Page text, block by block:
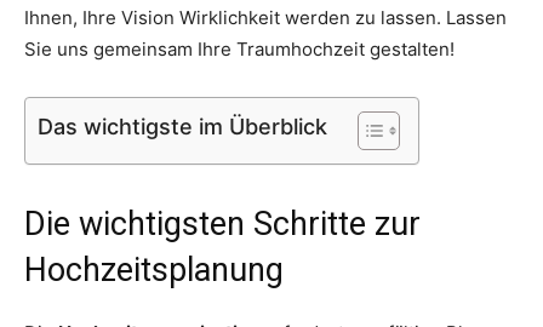
Ihnen, Ihre Vision Wirklichkeit werden zu lassen. Lassen
Sie uns gemeinsam Ihre Traumhochzeit gestalten!
Das wichtigste im Überblick
Die wichtigsten Schritte zur
Hochzeitsplanung